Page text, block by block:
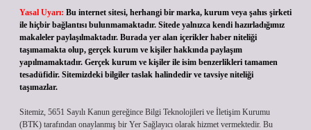
Yasal Uyarı: Bu internet sitesi, herhangi bir marka, kurum veya şahıs şirketi
ile hiçbir bağlantısı bulunmamaktadır. Sitede yalnızca kendi hazırladığımız
makaleler paylaşılmaktadır. Burada yer alan içerikler haber niteliği
taşımamakta olup, gerçek kurum ve kişiler hakkında paylaşım
yapılmamaktadır. Gerçek kurum ve kişiler ile isim benzerlikleri tamamen
tesadüfidir. Sitemizdeki bilgiler taslak halindedir ve tavsiye niteliği
taşımazlar.
Sitemiz, 5651 Sayılı Kanun gereğince Bilgi Teknolojileri ve İletişim Kurumu
(BTK) tarafından onaylanmış bir Yer Sağlayıcı olarak hizmet vermektedir. Bu